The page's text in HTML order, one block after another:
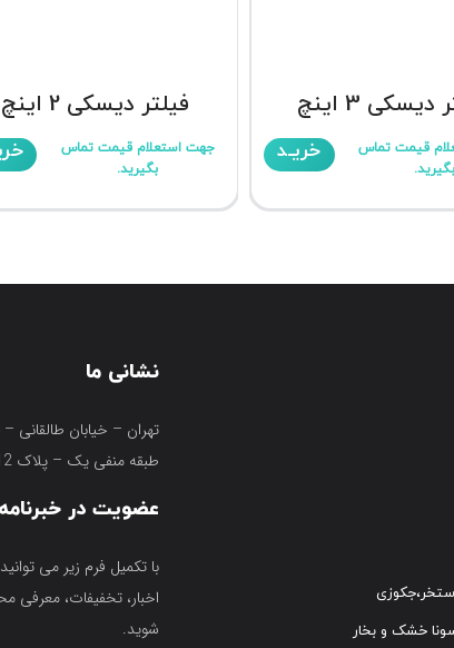
3 اینچ
قیمت تماس
بگیرید.
خریـد
فیلتر دیسکی 2 اینچ
جهت استعلام قیمت تماس
بگیرید.
خشک و بخار
نشانی ما
تهران – خیابان طالقانی
طبقه منفی یک – پلاک 12
عضویت در خبرنامه
با تکمیل فرم زیر می
اخبار، تخفیفات، معرفی
شوید.